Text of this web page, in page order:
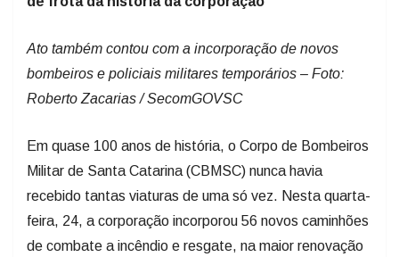
Ato também contou com a incorporação de novos
bombeiros e policiais militares temporários – Foto:
Roberto Zacarias / SecomGOVSC
Em quase 100 anos de história, o Corpo de Bombeiros
Militar de Santa Catarina (CBMSC) nunca havia
recebido tantas viaturas de uma só vez. Nesta quarta-
feira, 24, a corporação incorporou 56 novos caminhões
de combate a incêndio e resgate, na maior renovação